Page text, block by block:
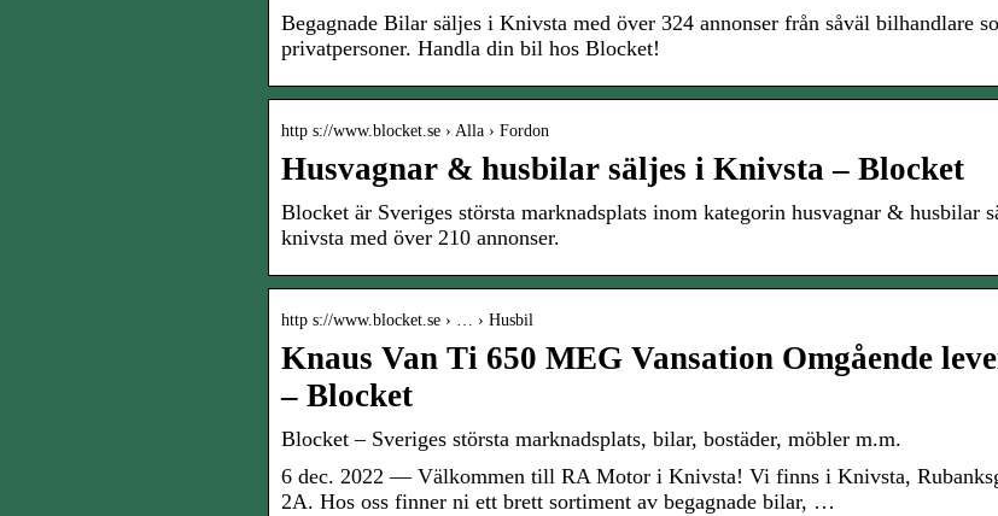
Begagnade Bilar säljes i Knivsta med över 324 annonser från såväl bilhandlare
privatpersoner. Handla din bil hos Blocket!
http s://www.blocket.se › Alla › Fordon
Husvagnar & husbilar säljes i Knivsta – Blocket
Blocket är Sveriges största marknadsplats inom kategorin husvagnar & husbilar
knivsta med över 210 annonser.
http s://www.blocket.se › … › Husbil
Knaus Van Ti 650 MEG Vansation Omgående
– Blocket
Blocket – Sveriges största marknadsplats, bilar, bostäder, möbler m.m.
6 dec. 2022 — Välkommen till RA Motor i Knivsta! Vi finns i Knivsta,
2A. Hos oss finner ni ett brett sortiment av begagnade bilar, …